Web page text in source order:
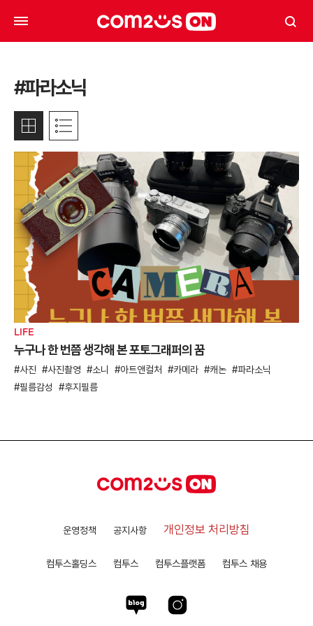
#파라소닉
LIFE
누구나 한 번쯤 생각해 본 포토그래퍼의 꿈
사진 사진촬영 소니 아트앤컬처 카메라 캐논
파라소닉
필름감성
후지필름
운영정책 공지사항 개인정보 처리방침
컴투스홀딩스 컴투스 컴투스플랫폼 컴투스 채용